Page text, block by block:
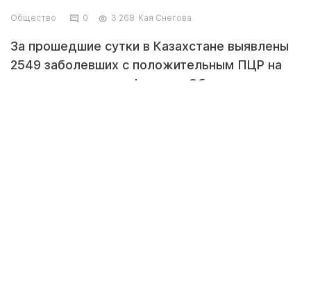
Общество 0 3 268 Кая Снегова
За прошедшие сутки в Казахстане выявлены
2549 заболевших с положительным ПЦР на
коронавирусную инфекцию. Об этом